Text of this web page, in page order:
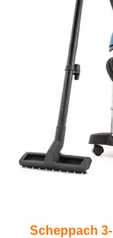
Scheppach